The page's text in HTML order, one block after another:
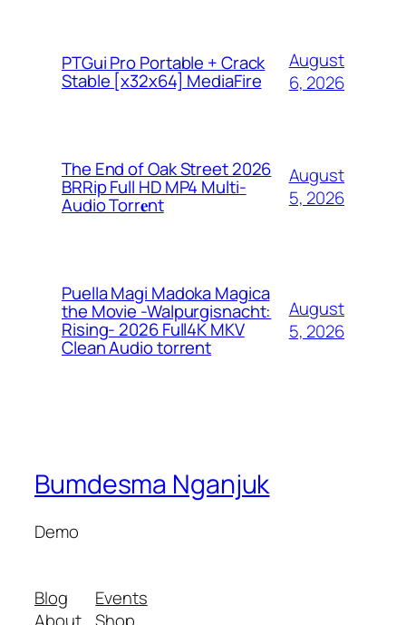
PTGui Pro Portable + Crack
Stable [x32x64] MediaFire
August
6, 2026
The End of Oak Street 2026
BRRip Full HD MP4 Multi-
Audio Torr𝐞nt
August
5, 2026
Puella Magi Madoka Magica
the Movie -Walpurgisnacht:
Rising- 2026 Full4K MKV
Clean Audio torrent
August
5, 2026
Bumdesma Nganjuk
Demo
Blog
Events